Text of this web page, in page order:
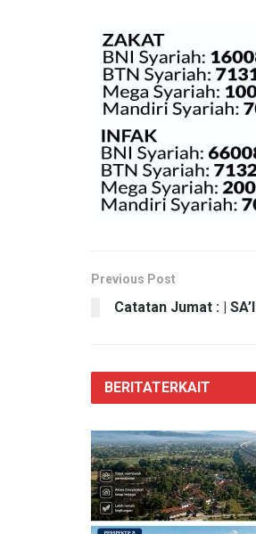
Previous Post
Catatan Jumat : |
BERITATERKAIT